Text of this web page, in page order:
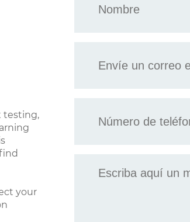
testing,
your
correo